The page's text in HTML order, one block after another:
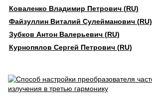
Коваленко Владимир Петрович (RU)
Файзуллин Виталий Сулейманович (RU)
Зубков Антон Валерьевич (RU)
Курнопялов Сергей Петрович (RU)